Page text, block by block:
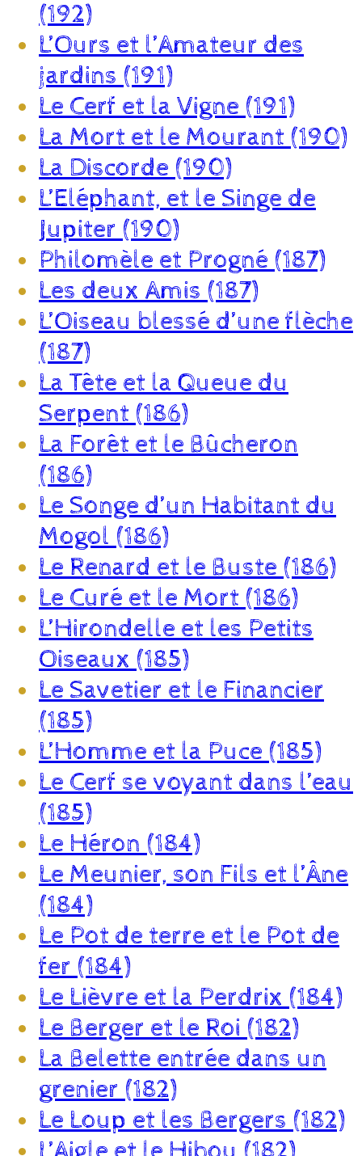
(192)
L’Ours et l’Amateur des
jardins (191)
Le Cerf et la Vigne (191)
La Mort et le Mourant (190)
La Discorde (190)
L’Eléphant, et le Singe de
Jupiter (190)
Philomèle et Progné (187)
Les deux Amis (187)
L’Oiseau blessé d’une flèche
(187)
La Tête et la Queue du
Serpent (186)
La Forêt et le Bûcheron
(186)
Le Songe d’un Habitant du
Mogol (186)
Le Renard et le Buste (186)
Le Curé et le Mort (186)
L’Hirondelle et les Petits
Oiseaux (185)
Le Savetier et le Financier
(185)
L’Homme et la Puce (185)
Le Cerf se voyant dans l’eau
(185)
Le Héron (184)
Le Meunier, son Fils et l’Âne
(184)
Le Pot de terre et le Pot de
fer (184)
Le Lièvre et la Perdrix (184)
Le Berger et le Roi (182)
La Belette entrée dans un
grenier (182)
Le Loup et les Bergers (182)